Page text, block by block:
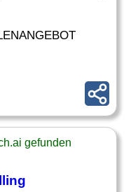
gefunden